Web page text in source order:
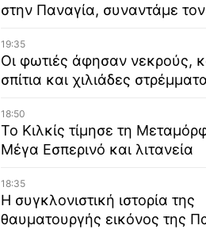
στην Παναγία, συναντάμε τον
19:35
Οι φωτιές άφησαν νεκρούς,
σπίτια και χιλιάδες
18:50
Το Κιλκίς τίμησε τη
Μέγα Εσπερινό και λιτανεία
18:35
Η συγκλονιστική ιστορία της
θαυματουργής εικόνος της